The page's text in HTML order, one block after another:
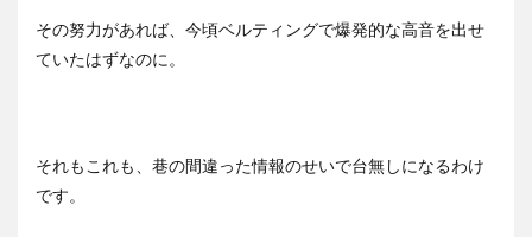
その努力があれば、今頃ベルティングで爆発的な高音を出せ
ていたはずなのに。
それもこれも、巷の間違った情報のせいで台無しになるわけ
です。